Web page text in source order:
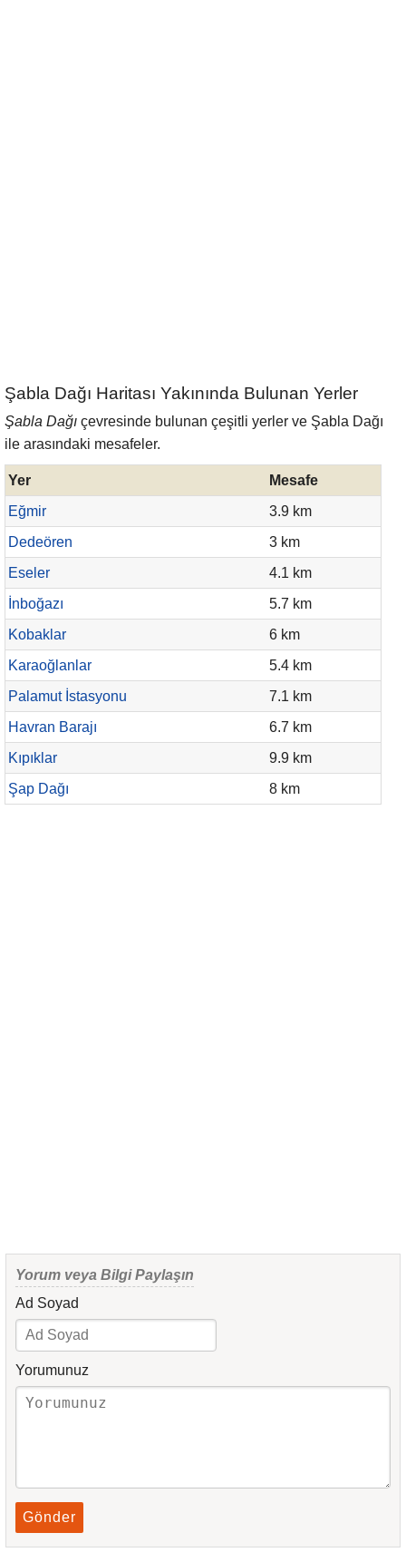
Şabla Dağı Haritası Yakınında Bulunan Yerler
Şabla Dağı çevresinde bulunan çeşitli yerler ve Şabla Dağı
ile arasındaki mesafeler.
Yer
Mesafe
Eğmir
3.9 km
Dedeören
3 km
Eseler
4.1 km
İnboğazı
5.7 km
Kobaklar
6 km
Karaoğlanlar
5.4 km
Palamut İstasyonu
7.1 km
Havran Barajı
6.7 km
Kıpıklar
9.9 km
Şap Dağı
8 km
Yorum veya Bilgi Paylaşın
Ad Soyad
Yorumunuz
Gönder